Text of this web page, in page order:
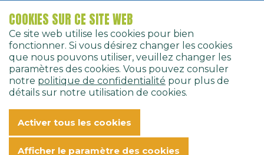
Français
Home Bungalows
Bungalows
Appartement 2-4 personnes - 2-4B4
APPARTEMENT 2-4
« RETOUR
COOKIES SUR CE SITE WEB
Ce site web utilise les cookies pour bien
fonctionner. Si vous désirez changer les cookies
que nous pouvons utiliser, veuillez changer les
paramètres des cookies. Vous pouvez consuler
notre politique de confidentialité pour plus de
détails sur notre utilisation de cookies.
Activer tous les cookies
Afficher le paramètre des cookies